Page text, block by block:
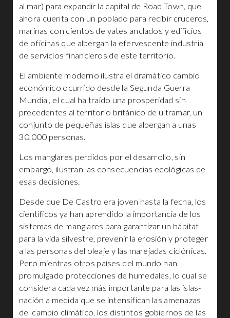
al mar) para expandir la capital de Road Town, que
ahora cuenta con un poblado para recibir cruceros,
marinas con cientos de yates anclados y edificios
de oficinas que albergan la efervescente industria
de servicios financieros de este territorio.
El ambiente moderno ilustra el dramático cambio
económico ocurrido desde la Segunda Guerra
Mundial, el cual ha traído una prosperidad sin
precedentes al territorio británico de ultramar, un
conjunto de pequeñas islas que albergan a unas
30,000 personas.
Los manglares perdidos por el desarrollo, sin
embargo, ilustran las consecuencias ecológicas de
esas decisiones.
Desde que De Castro era joven hasta la fecha, los
científicos ya han aprendido la importancia de los
sistemas de manglares para garantizar un hábitat
para la vida silvestre, prevenir la erosión y proteger
a las personas del oleaje y las marejadas ciclónicas.
Pero mientras otros países del mundo han
promulgado protecciones de humedales, lo cual se
considera cada vez más importante para las islas-
nación a medida que se intensifican las amenazas
del cambio climático, los distintos gobiernos de las